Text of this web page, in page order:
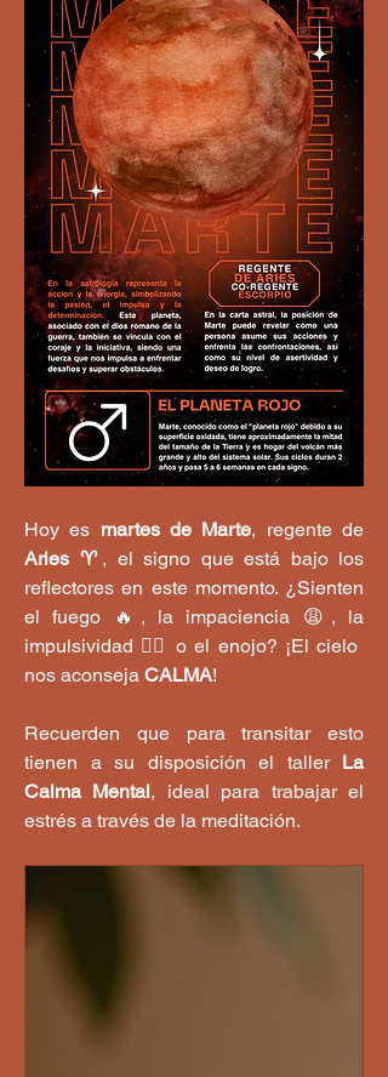
Hoy es martes de Marte
Aries ♈️ , el signo que está bajo los
reflectores en este momento. ¿Sienten
el fuego 🔥, la impaciencia 😩, la
impulsividad 😮‍💨 o el enojo? ¡El cielo
nos aconseja CALMA!
Recuerden que para transitar esto
tienen a su disposición el taller La
Calma Mental, ideal para trabajar el
estrés a través de la meditación.